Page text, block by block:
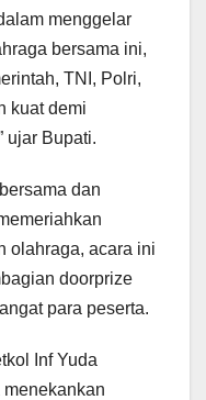
menggelar
bersama ini,
TNI, Polri,
kuat demi
ujar Bupati.
dan
olahraga, acara ini
doorprize
para peserta.
Inf Yuda